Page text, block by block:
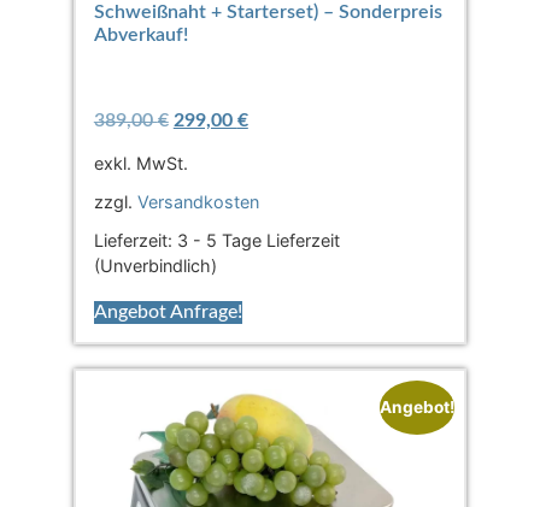
Schweißnaht + Starterset) – Sonderpreis
Abverkauf!
389,00€ 299,00 €
exkl. MwSt.
zzgl. Versandkosten
Lieferzeit: 3 - 5 Tage Lieferzeit
(Unverbindlich)
Angebot Anfrage!
Angebot!